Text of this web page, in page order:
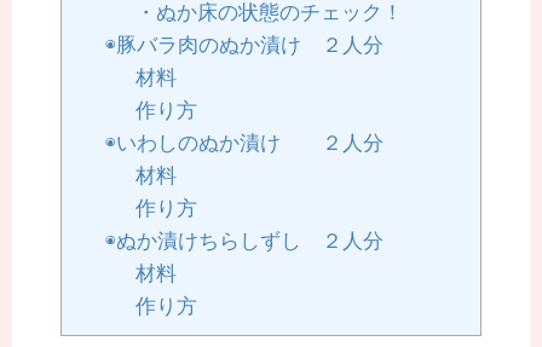
・ぬか床の状態のチェック！
◉豚バラ肉のぬか漬け ２人分
材料
作り方
◉いわしのぬか漬け ２人分
材料
作り方
◉ぬか漬けちらしずし ２人分
材料
作り方